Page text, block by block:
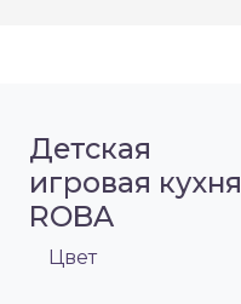
Детская
игровая кухня
ROBA
Цвет